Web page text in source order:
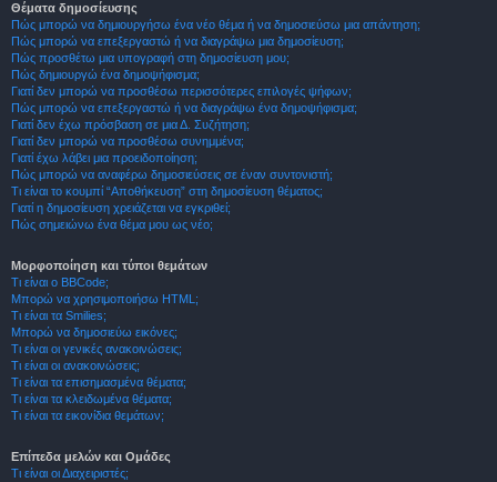
Θέματα δημοσίευσης
Πώς μπορώ να δημιουργήσω ένα νέο θέμα ή να δημοσιεύσω μια απάντηση;
Πώς μπορώ να επεξεργαστώ ή να διαγράψω μια δημοσίευση;
Πώς προσθέτω μια υπογραφή στη δημοσίευση μου;
Πώς δημιουργώ ένα δημοψήφισμα;
Γιατί δεν μπορώ να προσθέσω περισσότερες επιλογές ψήφων;
Πώς μπορώ να επεξεργαστώ ή να διαγράψω ένα δημοψήφισμα;
Γιατί δεν έχω πρόσβαση σε μια Δ. Συζήτηση;
Γιατί δεν μπορώ να προσθέσω συνημμένα;
Γιατί έχω λάβει μια προειδοποίηση;
Πώς μπορώ να αναφέρω δημοσιεύσεις σε έναν συντονιστή;
Τι είναι το κουμπί “Αποθήκευση” στη δημοσίευση θέματος;
Γιατί η δημοσίευση χρειάζεται να εγκριθεί;
Πώς σημειώνω ένα θέμα μου ως νέο;
Μορφοποίηση και τύποι θεμάτων
Τι είναι ο BBCode;
Μπορώ να χρησιμοποιήσω HTML;
Τι είναι τα Smilies;
Μπορώ να δημοσιεύω εικόνες;
Τι είναι οι γενικές ανακοινώσεις;
Τι είναι οι ανακοινώσεις;
Τι είναι τα επισημασμένα θέματα;
Τι είναι τα κλειδωμένα θέματα;
Τι είναι τα εικονίδια θεμάτων;
Επίπεδα μελών και Ομάδες
Τι είναι οι Διαχειριστές;